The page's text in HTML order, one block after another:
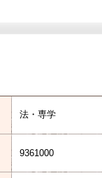
法・専学
9361000